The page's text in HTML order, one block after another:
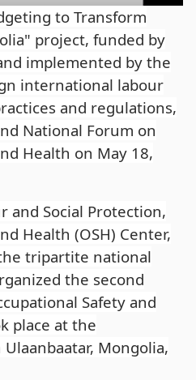
to Transform
project, funded by
implemented by the
international labour
and regulations,
National Forum on
Health on May 18,
and Social Protection,
Health (OSH) Center,
tripartite national
the second
Safety and
place at the
Mongolia,